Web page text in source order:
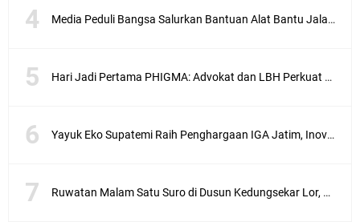
Media Peduli Bangsa Salurkan Bantuan Alat Bantu Jalan untuk Lansia
Hari Jadi Pertama PHIGMA: Advokat dan LBH Perkuat Soliditas di Jakarta
Yayuk Eko Supatemi Raih Penghargaan IGA Jatim, Inovasi Wayang Kulit untuk Anak Berkebutuhan Khusus
Ruwatan Malam Satu Suro di Dusun Kedungsekar Lor, Tradisi Luhur yang Terus Istiqomah